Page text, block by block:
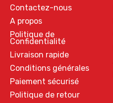
Contactez-nous
A propos
Politique de
Confidentialité
Livraison rapide
Conditions générales
Paiement sécurisé
Politique de retour